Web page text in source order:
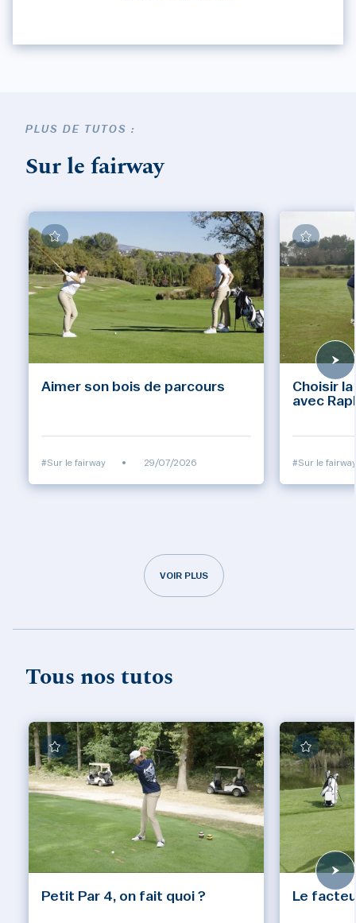
PLUS DE TUTOS :
Sur le fairway
Aimer son bois de parcours
#Sur le fairway • 29/07/2026
Choisir
avec
#Sur le fairway
VOIR PLUS
Tous nos tutos
Petit Par 4, on fait quoi ? Le